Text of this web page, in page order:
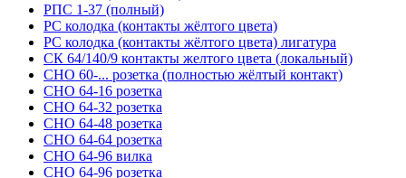
РПС 1-37 (полный)
РС колодка (контакты жёлтого цвета)
РС колодка (контакты жёлтого цвета) лигатура
СК 64/140/9 контакты желтого цвета (локальный)
СНО 60-... розетка (полностью жёлтый контакт)
СНО 64-16 розетка
СНО 64-32 розетка
СНО 64-48 розетка
СНО 64-64 розетка
СНО 64-96 вилка
СНО 64-96 розетка